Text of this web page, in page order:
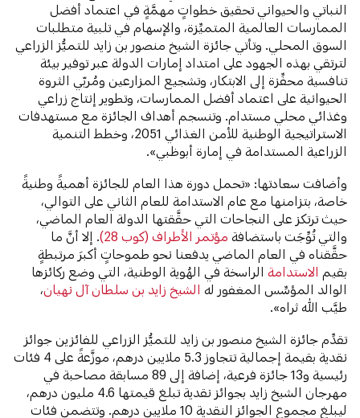
النباتي والحيواني تحقيق خطواتٍ مهمَّةٍ في اعتماد أفضل
الممارسات العالمية المتميِّزة، والإسهام في تلبية متطلبات
السوق المحلي. وتأتي جائزة الشيخ منصور بن زايد للتميُّز الزراعي
لترتقي بهذه الجهود على امتداد إمارات الدولة عبر توفير بيئة
تنافسية محفِّزة إلى الابتكار، وتشجيع المزارعين ومُربّي الثروة
الحيوانية على اعتماد أفضل الممارسات، وتطوير إنتاج زراعي
وغذائي محلي مستدام. وتنسجم أهداف الجائزة مع مستهدفات
الاستراتيجية الوطنية للأمن الغذائي 2051، وخطط التنمية
الزراعية المستدامة في إمارة أبوظبي».
وأضافت سعادتها: «تحمل دورة هذا العام للجائزة أهميةً وطنيةً
خاصة، بتزامنها مع عام الاستدامة للعام الثاني على التوالي،
حيث ترتكز على النجاحات التي حقَّقتها الدولة العام الماضي،
والتي تُوِّجَت باستضافةمؤتمر الأطراف (كوب 28)
. إلا أنَّ ما
حقَّقناه في العام الماضي يدفعنا نحو طموحاتٍ أكبرَ مرتبطةٍ
بقيم الاستدامةالراسخة في الهُوية الوطنية، التي وضع ركائزها
الوالد المؤسِّس المغفور لهالشيخ زايد بن سلطان آل نهيان،
طيَّب الله ثراه».
تقدِّم جائزة الشيخ منصور بن زايد للتميُّز الزراعي للفائزين جوائز
نقدية بقيمة إجمالية تتجاوز 5.3 ملايين درهم، موزَّعةً على 4 فئات
رئيسية و13 جائزة فرعية، إضافة إلى 89 مسابقة مصاحبة في
مهرجان الشيخ زايد بجوائز نقدية تبلغ قيمتها 4.6 مليون درهم،
ليبلغ مجموع الجوائز النقدية 10 ملايين درهم. وتتضمن فئات